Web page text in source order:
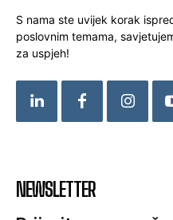
S nama ste uvijek korak
poslovnim temama,
za uspjeh!
NEWSLETTER